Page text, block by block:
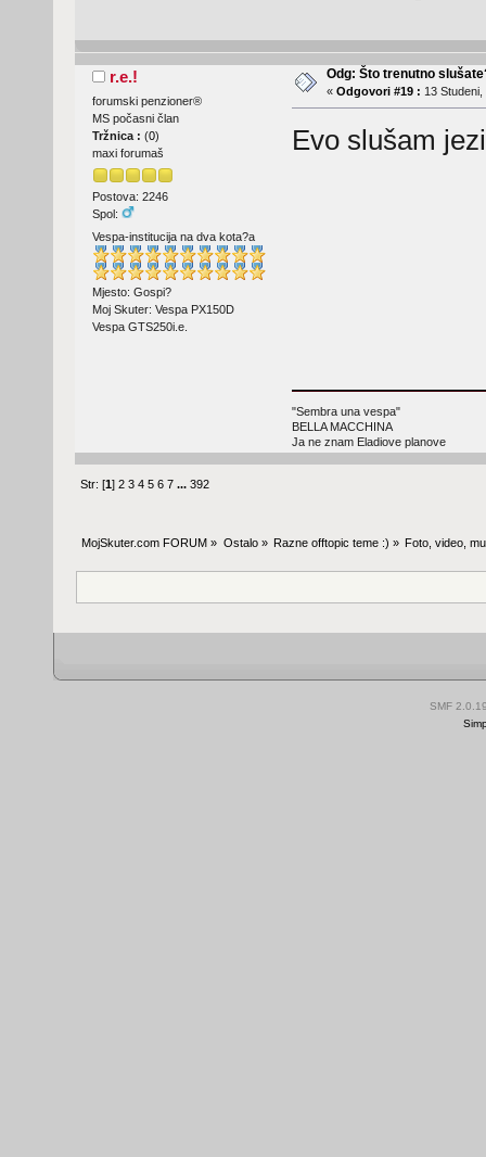
r.e.!
forumski penzioner®
MS počasni član
Tržnica : (0)
maxi forumaš
Postova: 2246
Spol:
Vespa-institucija na dva kota?a
Mjesto: Gospi?
Moj Skuter: Vespa PX150D
Vespa GTS250i.e.
Odg: Što trenutno
« Odgovori #19 : 13
Evo slušam
"Sembra una vespa"
BELLA MACCHINA
Ja ne znam Eladiove planove
Str: [1]2 3 4 5 6 7 ...392
MojSkuter.com FORUM » Ostalo» Razne offtopic teme :) » Foto, video,
SMF